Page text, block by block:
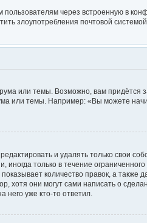
пользователям через встроенную в
злоупотребления почтовой
или темы. Возможно, вам придётся
или темы. Например: «Вы можете
и удалять только свои
иногда только в течение
количество правок, а также
хотя они могут сами написать о
него уже кто-то ответил.